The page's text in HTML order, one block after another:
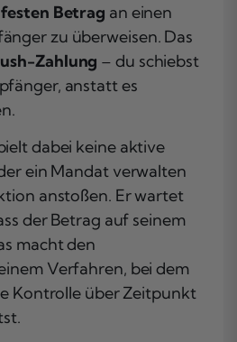
festen Betrag an einen
zu überweisen. Das
Zahlung – du schiebst
anstatt es
dabei keine aktive
ein Mandat verwalten
anstoßen. Er wartet
der Betrag auf seinem
macht den
Verfahren, bei dem
Kontrolle über Zeitpunkt